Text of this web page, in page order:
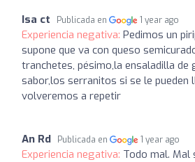
Isa ct Publicada en 1 year ago
Experiencia negativa: Pedimos un
supone que va con queso
tranchetes, pésimo,la ensaladilla de
sabor,los serranitos si se le pueden
volveremos a repetir
An Rd Publicada en 1 year ago
Experiencia negativa: Todo mal. Mal